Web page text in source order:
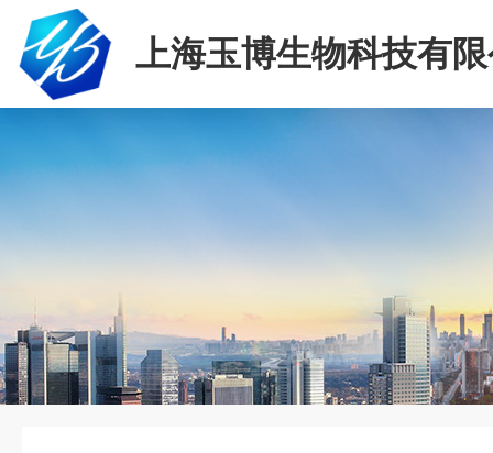
上海玉博生物科技有